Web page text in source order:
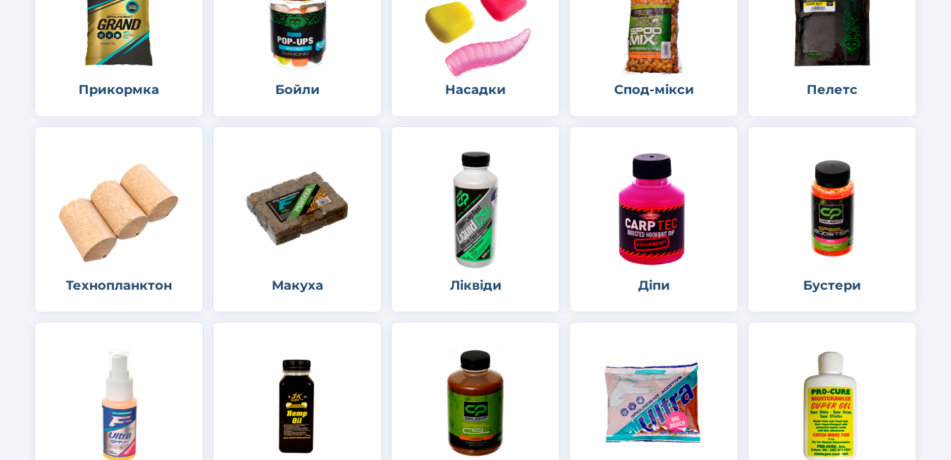
Прикормка Бойли Насадки Спод-мікси Пелетс
Технопланктон Макуха Ліквіди Діпи Бустери